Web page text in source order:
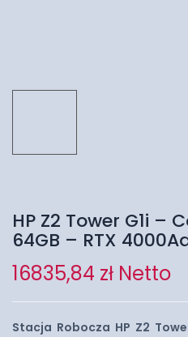
HP Z2 Tower G1i –
64GB – RTX
16835,84 zł Netto
Stacja Robocza HP Z2